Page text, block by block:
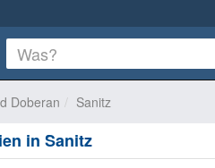
Doberan Sanitz
in Sanitz